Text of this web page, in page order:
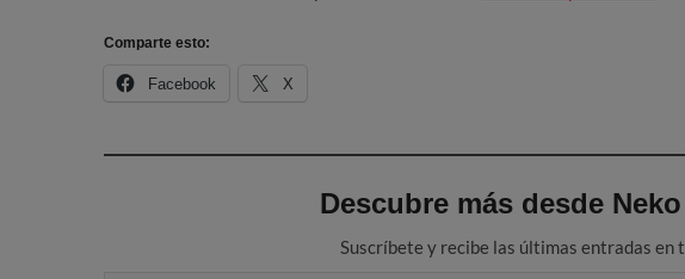
Comparte esto:
Facebook X
Descubre más desde
Suscríbete y recibe las últimas entradas en